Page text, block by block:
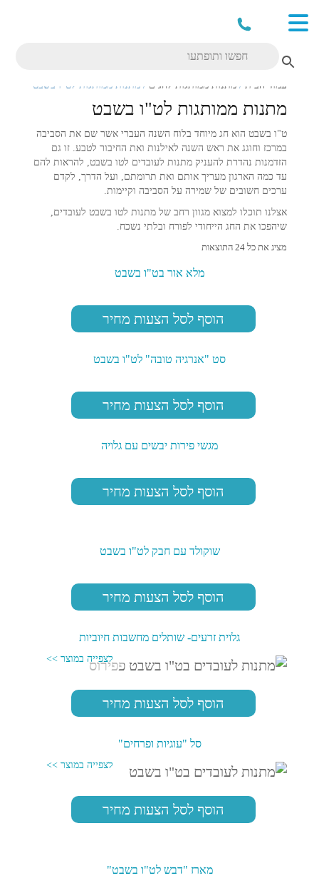
עמוד הבית/ מתנות ממותגות לחגים / מתנות ממותגות לט"ו בשבט
מתנות ממותגות לט"ו בשבט
ט"ו בשבט הוא חג מיוחד בלוח השנה העברי אשר שם את הסביבה
במרכז וחוגג את ראש השנה לאילנות ואת החיבור לטבע. זו גם
הזדמנות נהדרת להעניק מתנות לעובדים לטו בשבט, להראות להם
עד כמה הארגון מעריך אותם ואת תרומתם, ועל הדרך, לקדם
ערכים חשובים של שמירה על הסביבה וקיימות.
אצלנו תוכלו למצוא מגוון רחב של מתנות לטו בשבט לעובדים,
שיהפכו את החג הייחודי לפורח ובלתי נשכח.
מציג את כל 24 התוצאות
מלא אור בט"ו בשבט
הוסף לסל הצעות מחיר
סט "אנרגיה טובה" לט"ו בשבט
הוסף לסל הצעות מחיר
מגשי פירות יבשים עם גלויה
הוסף לסל הצעות מחיר
שוקולד עם חבק לט"ו בשבט
הוסף לסל הצעות מחיר
גלוית זרעים- שותלים מחשבות חיוביות
הוסף לסל הצעות מחיר
סל "עוגיות ופרחים"
הוסף לסל הצעות מחיר
מארז "דבש לט"ו בשבט"